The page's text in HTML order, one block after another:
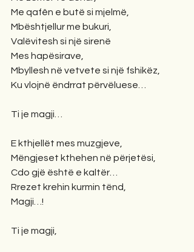
Me qafên e butë si mjelmë,
Mbështjellur me bukuri,
Valëvitesh si një sirenë
Mes hapësirave,
Mbyllesh në vetvete si një fshikëz,
Ku vlojnë ëndrrat përvëluese…
Ti je magji…
E kthjellët mes muzgjeve,
Mëngjeset kthehen në përjetësi,
Cdo gjë është e kaltër…
Rrezet krehin kurmin tënd,
Magji…!
Ti je magji,